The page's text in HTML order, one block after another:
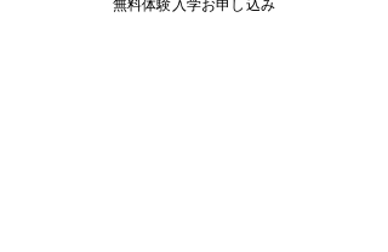
無料体験入学お申し込み